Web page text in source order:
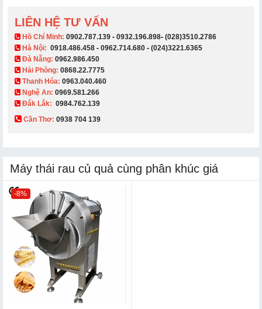
LIÊN HỆ TƯ VẤN
​ Hồ Chí Minh: 0902.787.139 - 0932.196.898- (028)3510.2786
Hà Nội: 0918.486.458 - 0962.714.680 - (024)3221.6365
Đà Nẵng: 0962.986.450
Hải Phòng: 0868.22.7775
Thanh Hóa: 0963.040.460
Nghệ An: 0969.581.266
Đắk Lắk: 0984.762.139
Cần Thơ: 0938 704 139​
Máy thái rau củ quả cùng phân khúc giá
-8%